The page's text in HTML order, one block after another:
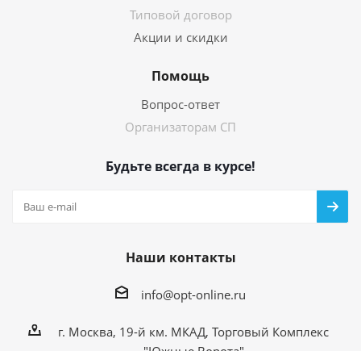
Типовой договор
Акции и скидки
Помощь
Вопрос-ответ
Организаторам СП
Будьте всегда в курсе!
Наши контакты
info@opt-online.ru
г. Москва, 19-й км. МКАД, Торговый Комплекс